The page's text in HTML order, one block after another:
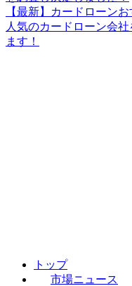
【最新】カードローン
人気のカードローン会
ます！
トップ
市場ニュース